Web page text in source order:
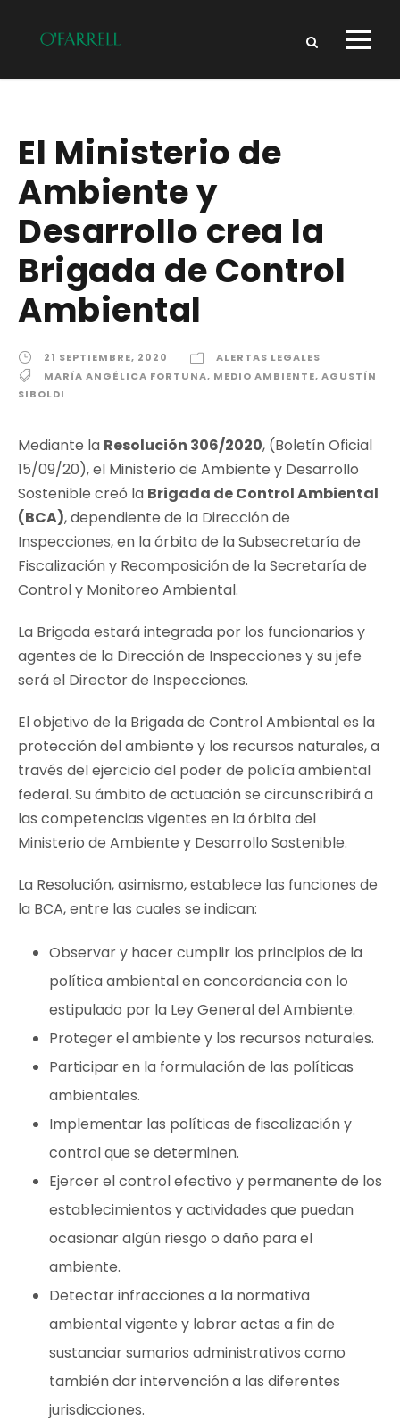
El Ministerio de
Ambiente y
Desarrollo crea la
Brigada de Control
Ambiental
21 SEPTIEMBRE, 2020
ALERTAS LEGALES
MARÍA ANGÉLICA FORTUNA, MEDIO AMBIENTE, AGUSTÍN
SIBOLDI
Mediante la Resolución 306/2020, (Boletín Oficial
15/09/20), el Ministerio de Ambiente y Desarrollo
Sostenible creó la Brigada de Control Ambiental
(BCA), dependiente de la Dirección de
Inspecciones, en la órbita de la Subsecretaría de
Fiscalización y Recomposición de la Secretaría de
Control y Monitoreo Ambiental.
La Brigada estará integrada por los funcionarios y
agentes de la Dirección de Inspecciones y su jefe
será el Director de Inspecciones.
El objetivo de la Brigada de Control Ambiental es la
protección del ambiente y los recursos naturales, a
través del ejercicio del poder de policía ambiental
federal. Su ámbito de actuación se circunscribirá a
las competencias vigentes en la órbita del
Ministerio de Ambiente y Desarrollo Sostenible.
La Resolución, asimismo, establece las funciones de
la BCA, entre las cuales se indican:
Observar y hacer cumplir los principios de la
política ambiental en concordancia con lo
estipulado por la Ley General del Ambiente.
Proteger el ambiente y los recursos naturales.
Participar en la formulación de las políticas
ambientales.
Implementar las políticas de fiscalización y
control que se determinen.
Ejercer el control efectivo y permanente de los
establecimientos y actividades que puedan
ocasionar algún riesgo o daño para el
ambiente.
Detectar infracciones a la normativa
ambiental vigente y labrar actas a fin de
sustanciar sumarios administrativos como
también dar intervención a las diferentes
jurisdicciones.